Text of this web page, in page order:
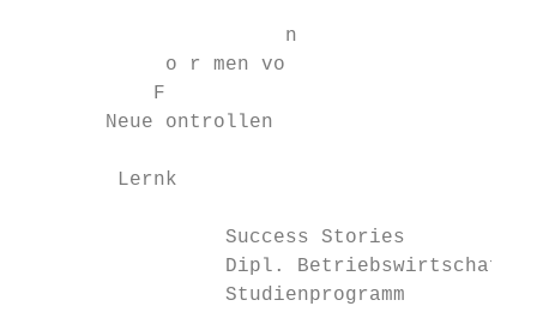
n
o r men vo
F
Neue ontrollen
Lernk
Success Stories
Dipl.
Studienprogramm